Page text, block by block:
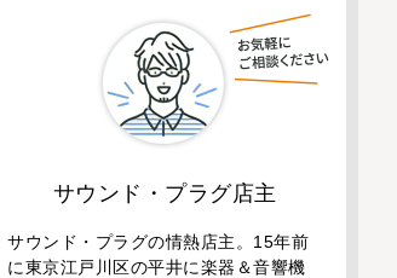
サウンド・プラグ店主
サウンド・プラグの情熱店主。15年前
に東京江戸川区の平井に楽器＆音響機